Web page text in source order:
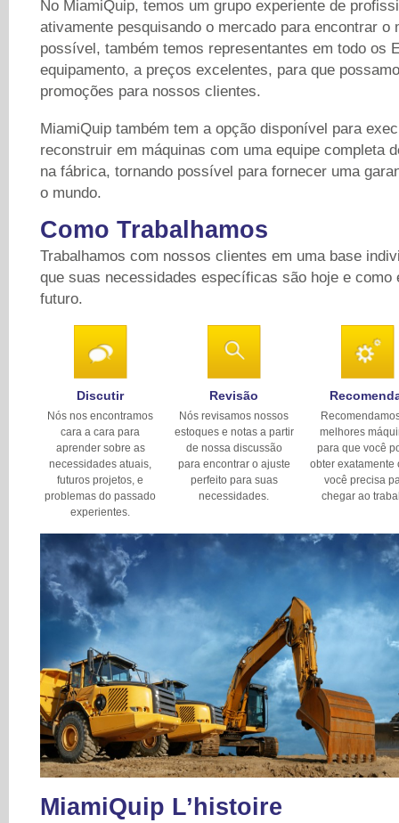
No MiamiQuip, temos um grupo experiente de
ativamente pesquisando o mercado para encontrar o
possível, também temos representantes em todo os
equipamento, a preços excelentes, para que
promoções para nossos clientes.
MiamiQuip também tem a opção disponível para
reconstruir em máquinas com uma equipe completa
na fábrica, tornando possível para fornecer uma
o mundo.
Como Trabalhamos
Trabalhamos com nossos clientes em uma base
que suas necessidades específicas são hoje e como
futuro.
Discutir
Nós nos encontramos
cara a cara para
aprender sobre as
necessidades atuais,
futuros projetos, e
problemas do passado
experientes.
Revisão
Nós revisamos nossos
estoques e notas a partir
de nossa discussão
para encontrar o ajuste
perfeito para suas
necessidades.
melhores
para que você
obter exatamente
você precisa
chegar ao
MiamiQuip L’histoire